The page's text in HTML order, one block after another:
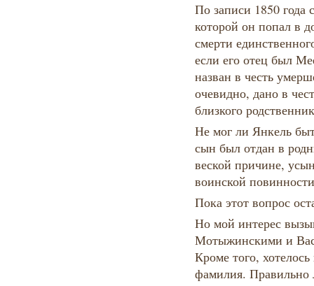
По записи 1850 года
которой он попал в
смерти
если его отец был
назван в честь
очевидно, дано в
близкого
Не мог ли Янкель
сын был отдан в
веской причине,
воинской
Пока этот вопрос
Но мой интерес
Мотыжинскими и
Кроме того,
фамилия. Правильно